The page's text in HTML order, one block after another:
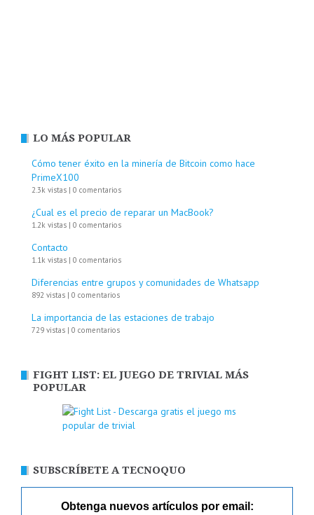
LO MÁS POPULAR
Cómo tener éxito en la minería de Bitcoin como hace
PrimeX100
2.3k vistas | 0 comentarios
¿Cual es el precio de reparar un MacBook?
1.2k vistas | 0 comentarios
Contacto
1.1k vistas | 0 comentarios
Diferencias entre grupos y comunidades de Whatsapp
892 vistas | 0 comentarios
La importancia de las estaciones de trabajo
729 vistas | 0 comentarios
FIGHT LIST: EL JUEGO DE TRIVIAL MÁS
POPULAR
SUBSCRÍBETE A TECNOQUO
Obtenga nuevos artículos por email: